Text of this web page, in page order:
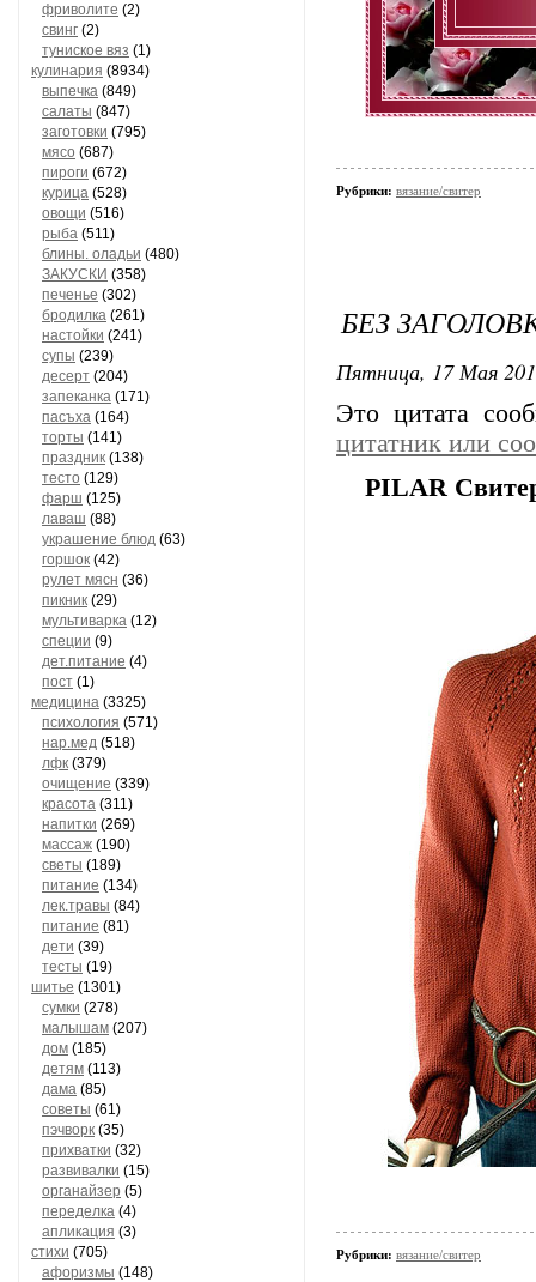
фриволите (2)
свинг (2)
туниское вяз (1)
кулинария (8934)
выпечка (849)
салаты (847)
заготовки (795)
мясо (687)
пироги (672)
курица (528)
овощи (516)
рыба (511)
блины. оладьи (480)
ЗАКУСКИ (358)
печенье (302)
бродилка (261)
настойки (241)
супы (239)
десерт (204)
запеканка (171)
пасъха (164)
торты (141)
праздник (138)
тесто (129)
фарш (125)
лаваш (88)
украшение блюд (63)
горшок (42)
рулет мясн (36)
пикник (29)
мультиварка (12)
специи (9)
дет.питание (4)
пост (1)
медицина (3325)
психология (571)
нар.мед (518)
лфк (379)
очищение (339)
красота (311)
напитки (269)
массаж (190)
светы (189)
питание (134)
лек.травы (84)
питание (81)
дети (39)
тесты (19)
шитье (1301)
сумки (278)
малышам (207)
дом (185)
детям (113)
дама (85)
советы (61)
пэчворк (35)
прихватки (32)
развивалки (15)
органайзер (5)
переделка (4)
апликация (3)
стихи (705)
афоризмы (148)
Рубрики: вязание/свитер
БЕЗ
Пятница, 17 Мая
Это цитата
цитатник или
PILAR
Рубрики: вязание/свитер